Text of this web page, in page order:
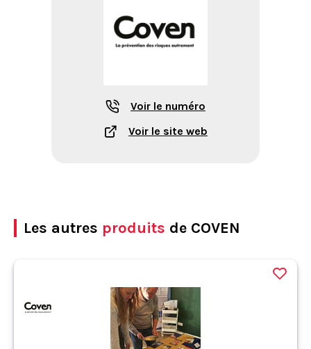
Voir le numéro
Voir le site web
Les autres produits de COVEN